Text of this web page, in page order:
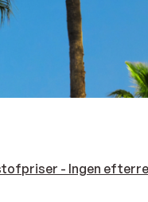
- Ingen